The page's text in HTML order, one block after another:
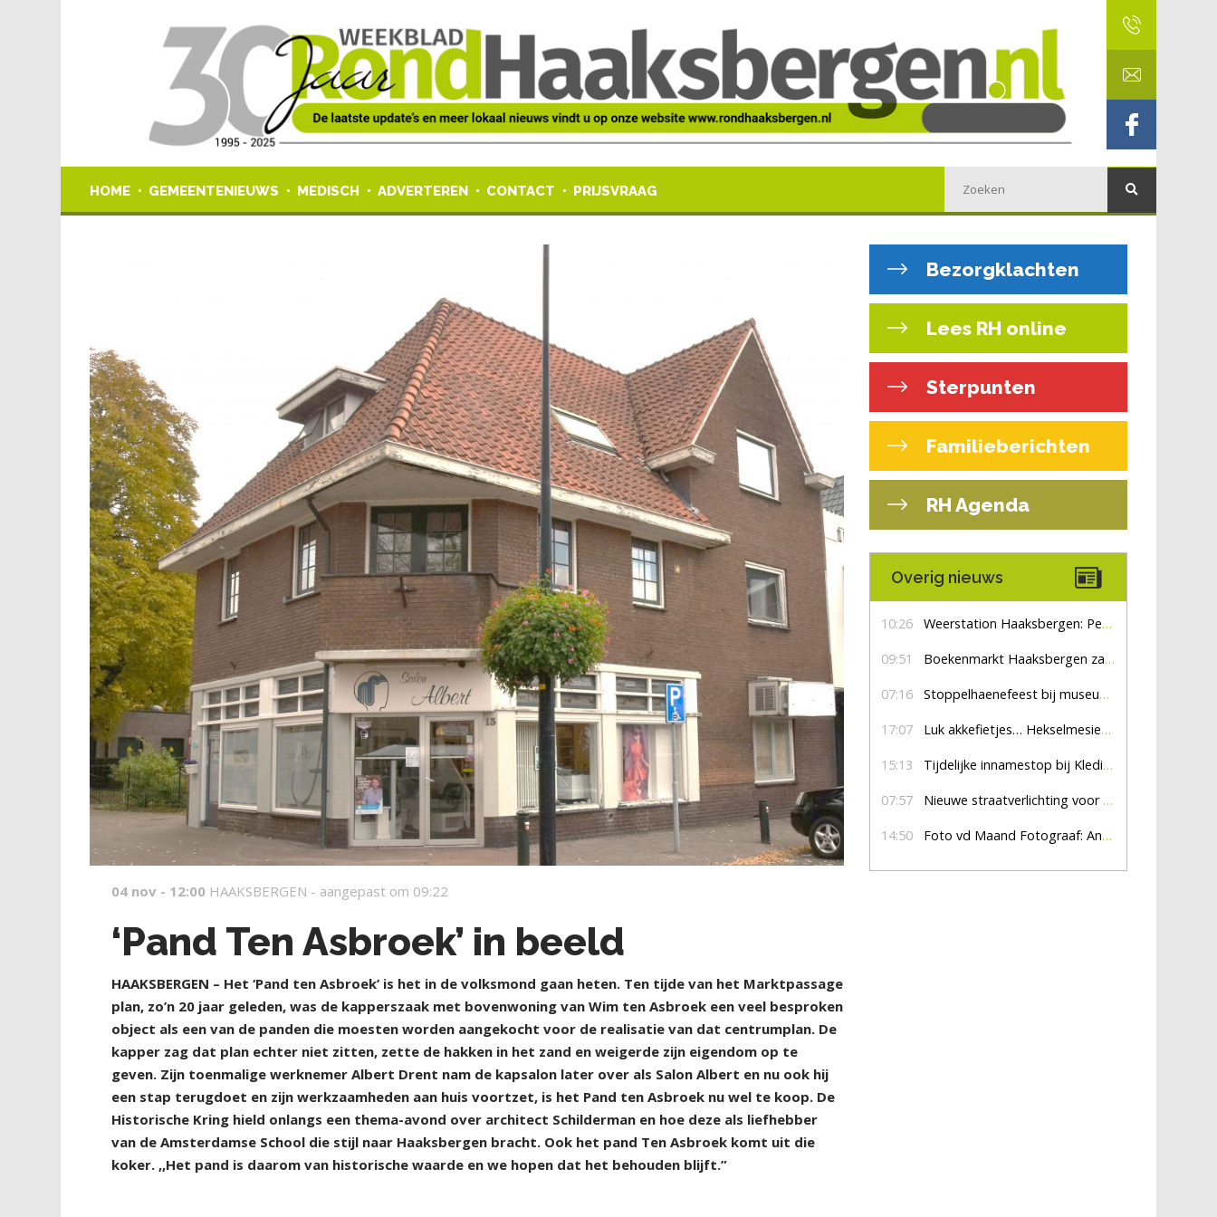
HOME GEMEENTENIEUWS MEDISCH ADVERTEREN CONTACT PRIJSVRAAG
04 nov - 12:00 HAAKSBERGEN - aangepast om 09:22
‘Pand Ten Asbroek’ in beeld
HAAKSBERGEN – Het ‘Pand ten Asbroek’ is het in de volksmond gaan heten. Ten tijde van het Marktpassage
plan, zo’n 20 jaar geleden, was de kapperszaak met bovenwoning van Wim ten Asbroek een veel besproken
object als een van de panden die moesten worden aangekocht voor de realisatie van dat centrumplan. De
kapper zag dat plan echter niet zitten, zette de hakken in het zand en weigerde zijn eigendom op te
geven. Zijn toenmalige werknemer Albert Drent nam de kapsalon later over als Salon Albert en nu ook hij
een stap terugdoet en zijn werkzaamheden aan huis voortzet, is het Pand ten Asbroek nu wel te koop. De
Historische Kring hield onlangs een thema-avond over architect Schilderman en hoe deze als liefhebber
van de Amsterdamse School die stijl naar Haaksbergen bracht. Ook het pand Ten Asbroek komt uit die
koker. ,,Het pand is daarom van historische waarde en we hopen dat het behouden blijft.”
Bezorgklachten
Lees RH online
Sterpunten
Familieberichten
RH Agenda
Overig nieuws
10:26 Weerstation Haaksbergen: Perioden met zon en droog
09:51 Boekenmarkt Haaksbergen zaterdag 8 augustus, marktplein Haaksbergen
07:16 Stoppelhaenefeest bij museum De Lebbenbrugge
17:07 Luk akkefietjes… HekselmesienHarry
15:13 Tijdelijke innamestop bij Kledingbank Stefania
07:57 Nieuwe straatverlichting voor De Veldmaat en De Pas
14:50 Foto vd Maand Fotograaf: Anna Jalving